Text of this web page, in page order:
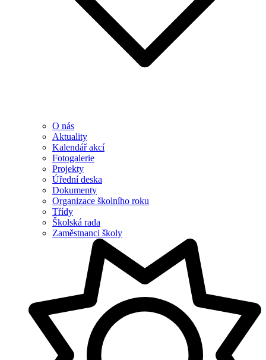
O nás
Aktuality
Kalendář akcí
Fotogalerie
Projekty
Úřední deska
Dokumenty
Organizace školního roku
Třídy
Školská rada
Zaměstnanci školy